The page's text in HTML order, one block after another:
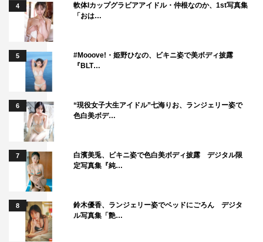
4
軟体Iカップグラビアアイドル・仲根なのか、1st写真集
「おは…
5
#Mooove!・姫野ひなの、ビキニ姿で美ボディ披露
『BLT…
6
“現役女子大生アイドル”七海りお、ランジェリー姿で
色白美ボデ…
7
白濱美兎、ビキニ姿で色白美ボディ披露 デジタル限
定写真集『純…
8
鈴木優香、ランジェリー姿でベッドにごろん デジタ
ル写真集「艶…